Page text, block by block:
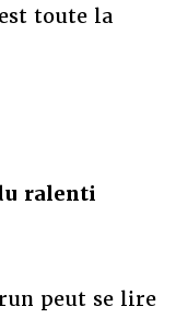
toute la
ralenti
peut se lire